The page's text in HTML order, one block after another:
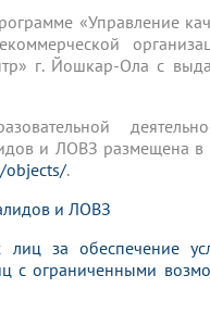
«Управление
г. Йошкар-Ола с
и ЛОВЗ размещена в
objects/.
и ЛОВЗ
за обеспечение
с ограниченными